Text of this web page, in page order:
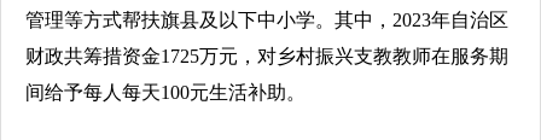
管理等方式帮扶旗县及以下中小学。其中，2023年自治区
财政共筹措资金1725万元，对乡村振兴支教教师在服务期
间给予每人每天100元生活补助。